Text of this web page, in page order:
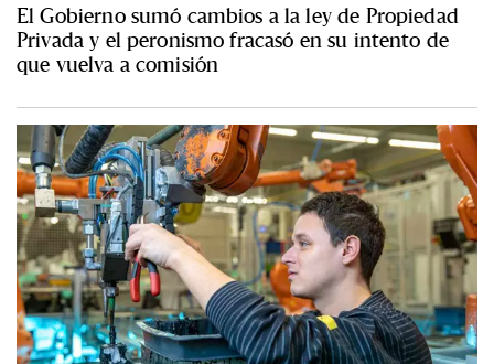
El Gobierno sumó cambios a la ley de Propiedad
Privada y el peronismo fracasó en su intento de
que vuelva a comisión